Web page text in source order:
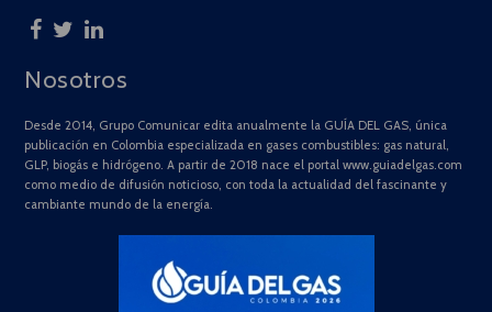
Nosotros
Desde 2014, Grupo Comunicar edita anualmente la GUÍA DEL GAS, única
publicación en Colombia especializada en gases combustibles: gas natural,
GLP, biogás e hidrógeno. A partir de 2018 nace el portal www.guiadelgas.com
como medio de difusión noticioso, con toda la actualidad del fascinante y
cambiante mundo de la energía.